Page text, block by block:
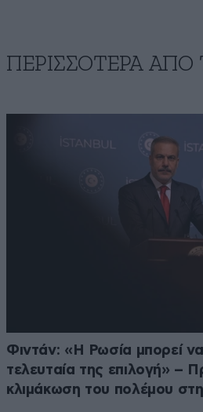
ΠΕΡΙΣΣΟΤΕΡΑ
Φιντάν: «Η Ρωσία μπορεί
τελευταία της επιλογή» –
κλιμάκωση του πολέμου